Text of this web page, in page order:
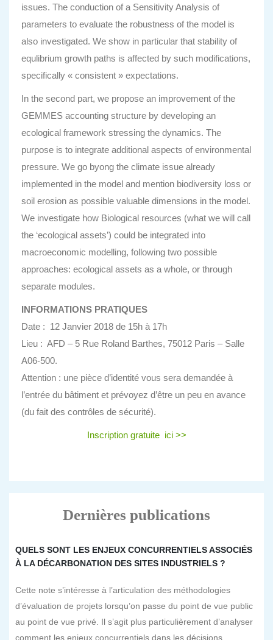
issues. The conduction of a Sensitivity Analysis of
parameters to evaluate the robustness of the model is
also investigated. We show in particular that stability of
equlibrium growth paths is affected by such modifications,
specifically « consistent » expectations.
In the second part, we propose an improvement of the
GEMMES accounting structure by developing an
ecological framework stressing the dynamics. The
purpose is to integrate additional aspects of environmental
pressure. We go byong the climate issue already
implemented in the model and mention biodiversity loss or
soil erosion as possible valuable dimensions in the model.
We investigate how Biological resources (what we will call
the ‘ecological assets’) could be integrated into
macroeconomic modelling, following two possible
approaches: ecological assets as a whole, or through
separate modules.
INFORMATIONS PRATIQUES
Date : 12 Janvier 2018 de 15h à 17h
Lieu : AFD – 5 Rue Roland Barthes, 75012 Paris – Salle
A06-500.
Attention : une pièce d’identité vous sera demandée à
l’entrée du bâtiment et prévoyez d’être un peu en avance
(du fait des contrôles de sécurité).
Inscription gratuite ici >>
Dernières publications
QUELS SONT LES ENJEUX CONCURRENTIELS ASSOCIÉS
À LA DÉCARBONATION DES SITES INDUSTRIELS ?
Cette note s’intéresse à l’articulation des méthodologies
d’évaluation de projets lorsqu’on passe du point de vue public
au point de vue privé. Il s’agit plus particulièrement d’analyser
comment les enjeux concurrentiels dans les décisions